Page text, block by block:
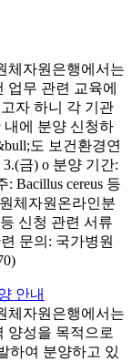
체자원은행에서는
업무 관련 교육에
자 하니 각 기관
내에 분양 신청하
도 보건환경연
금) o 분양 기간:
: Bacillus cereus 등
체자원온라인분
신청 관련 서류
문의: 국가병원
안내
체자원은행에서는
양성을 목적으로
하여 분양하고 있